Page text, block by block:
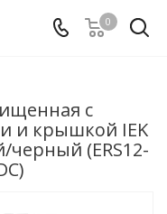
0
с
и крышкой IEK
(ERS12-